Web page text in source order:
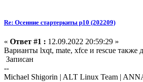
Re: Осенние стартеркиты p10 (202209)
« Ответ #1 : 12.09.2022 20:59:29 »
Варианты lxqt, mate, xfce и rescue также
Записан
--
Michael Shigorin | ALT Linux Team |